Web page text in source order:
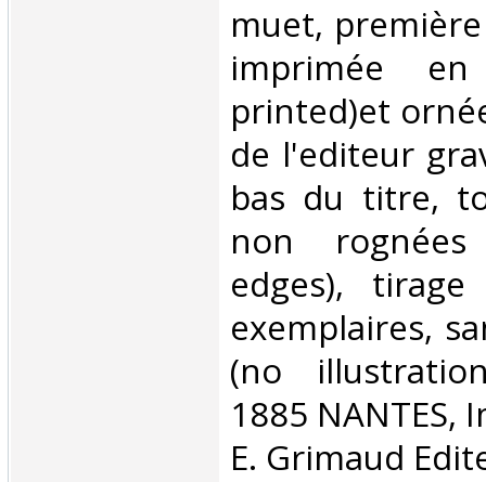
muet,
imprimée
printed)et
de l'editeur
bas du titre,
non
edges),
exemplaires,
(no
1885 NANTES,
E. Grimaud